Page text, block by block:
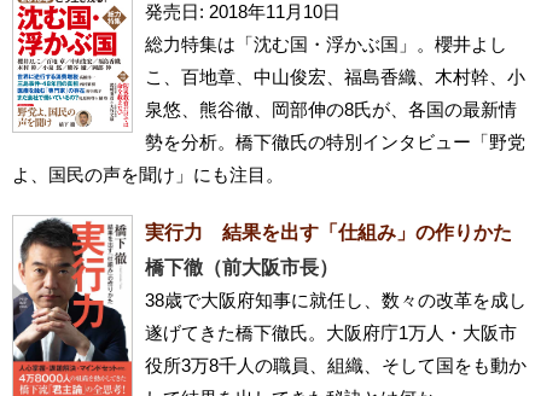
発売日: 2018年11月10日
総力特集は「沈む国・浮かぶ国」。櫻井よし
こ、百地章、中山俊宏、福島香織、木村幹、小
泉悠、熊谷徹、岡部伸の8氏が、各国の最新情
勢を分析。橋下徹氏の特別インタビュー「野党
よ、国民の声を聞け」にも注目。
実行力 結果を出す「仕組み」の作りかた
橋下徹（前大阪市長）
38歳で大阪府知事に就任し、数々の改革を成し
遂げてきた橋下徹氏。大阪府庁1万人・大阪市
役所3万8千人の職員、組織、そして国をも動か